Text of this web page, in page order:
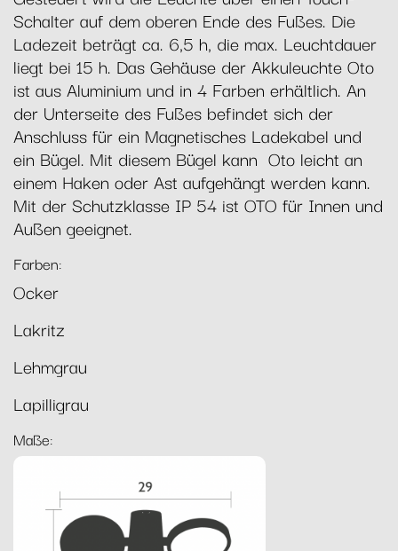
Schalter auf dem oberen Ende des Fußes. Die
Ladezeit beträgt ca. 6,5 h, die max. Leuchtdauer
liegt bei 15 h. Das Gehäuse der Akkuleuchte Oto
ist aus Aluminium und in 4 Farben erhältlich. An
der Unterseite des Fußes befindet sich der
Anschluss für ein Magnetisches Ladekabel und
ein Bügel. Mit diesem Bügel kann Oto leicht an
einem Haken oder Ast aufgehängt werden kann.
Mit der Schutzklasse IP 54 ist OTO für Innen und
Außen geeignet.
Farben:
Ocker
Lakritz
Lehmgrau
Lapilligrau
Maße: